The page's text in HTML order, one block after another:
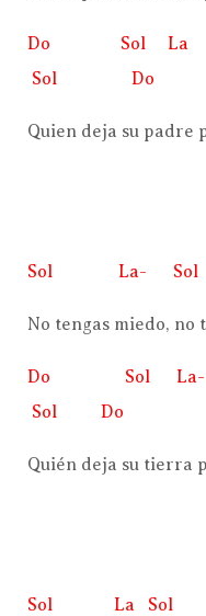
Do Sol
Sol Do
Quien deja su padre
Sol La-
No tengas miedo, no
Do Sol
Sol Do
Quién deja su tierra
Sol La